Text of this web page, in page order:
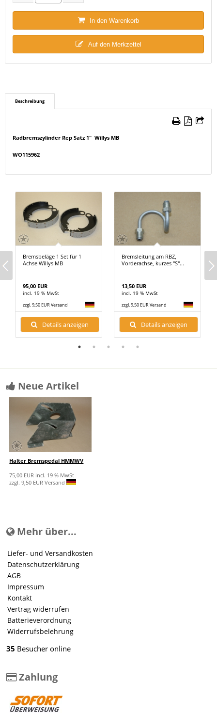
In den Warenkorb
Auf den Merkzettel
Beschreibung
Radbremszylinder Rep Satz 1" Willys MB
WO115962
Bremsbeläge 1 Set für 1
Achse Willys MB
95,00 EUR
incl. 19 % MwSt
zzgl. 9,50 EUR Versand
Details anzeigen
Bremsleitung am RBZ,
Vorderachse, kurzes "S"...
13,50 EUR
incl. 19 % MwSt
zzgl. 9,50 EUR Versand
Details anzeigen
Neue Artikel
Halter Bremspedal HMMWV
75,00 EUR incl. 19 % MwSt
zzgl. 9,50 EUR Versand
Mehr über...
Liefer- und Versandkosten
Datenschutzerklärung
AGB
Impressum
Kontakt
Vertrag widerrufen
Batterieverordnung
Widerrufsbelehrung
35 Besucher online
Zahlung